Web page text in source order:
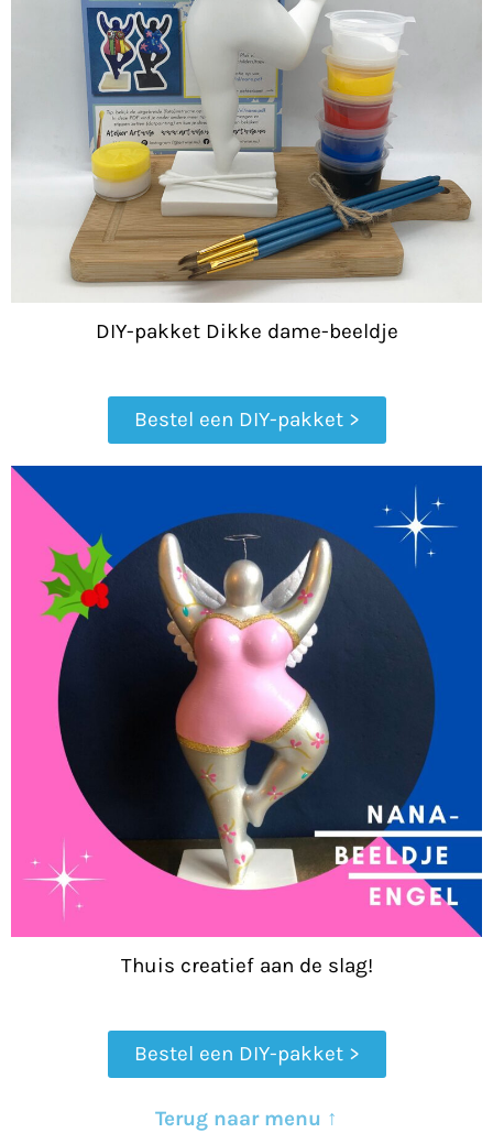
DIY-pakket Dikke dame-beeldje
Bestel een DIY-pakket >
Thuis creatief aan de slag!
Bestel een DIY-pakket >
Terug naar menu ↑